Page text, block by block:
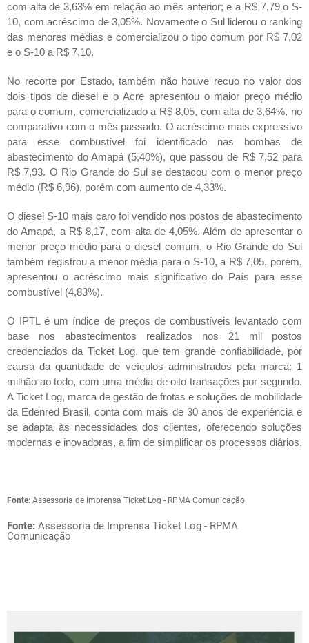
com alta de 3,63% em relação ao mês anterior; e a R$ 7,79 o S-
10, com acréscimo de 3,05%. Novamente o Sul liderou o ranking
das menores médias e comercializou o tipo comum por R$ 7,02
e o S-10 a R$ 7,10.
No recorte por Estado, também não houve recuo no valor dos
dois tipos de diesel e o Acre apresentou o maior preço médio
para o comum, comercializado a R$ 8,05, com alta de 3,64%, no
comparativo com o mês passado. O acréscimo mais expressivo
para esse combustível foi identificado nas bombas de
abastecimento do Amapá (5,40%), que passou de R$ 7,52 para
R$ 7,93. O Rio Grande do Sul se destacou com o menor preço
médio (R$ 6,96), porém com aumento de 4,33%.
O diesel S-10 mais caro foi vendido nos postos de abastecimento
do Amapá, a R$ 8,17, com alta de 4,05%. Além de apresentar o
menor preço médio para o diesel comum, o Rio Grande do Sul
também registrou a menor média para o S-10, a R$ 7,05, porém,
apresentou o acréscimo mais significativo do País para esse
combustível (4,83%).
O IPTL é um índice de preços de combustíveis levantado com
base nos abastecimentos realizados nos 21 mil postos
credenciados da Ticket Log, que tem grande confiabilidade, por
causa da quantidade de veículos administrados pela marca: 1
milhão ao todo, com uma média de oito transações por segundo.
A Ticket Log, marca de gestão de frotas e soluções de mobilidade
da Edenred Brasil, conta com mais de 30 anos de experiência e
se adapta às necessidades dos clientes, oferecendo soluções
modernas e inovadoras, a fim de simplificar os processos diários.
Fonte: Assessoria de Imprensa Ticket Log - RPMA Comunicação
Fonte: Assessoria de Imprensa Ticket Log - RPMA
Comunicação